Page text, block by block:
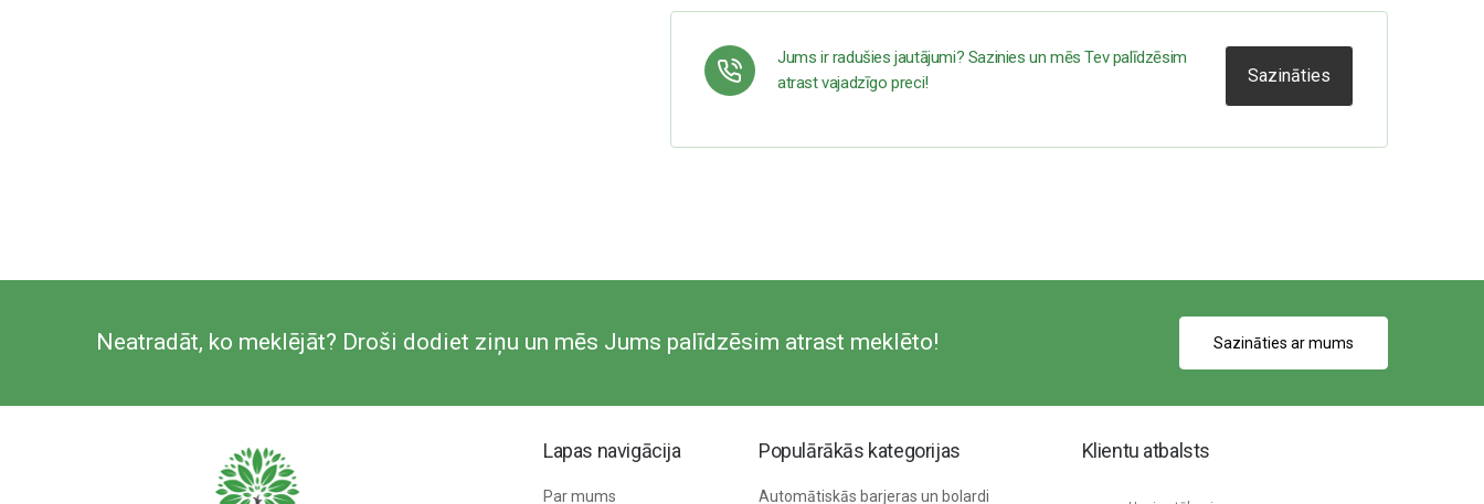
Jums ir radušies jautājumi? Sazinies un mēs Tev palīdzēsim
atrast vajadzīgo preci!
Sazināties
Neatradāt, ko meklējāt? Droši dodiet ziņu un mēs Jums palīdzēsim atrast meklēto! Sazināties ar mums
Lapas navigācija
Par mums
Populārākās kategorijas
Automātiskās barjeras un bolardi
Klientu atbalsts